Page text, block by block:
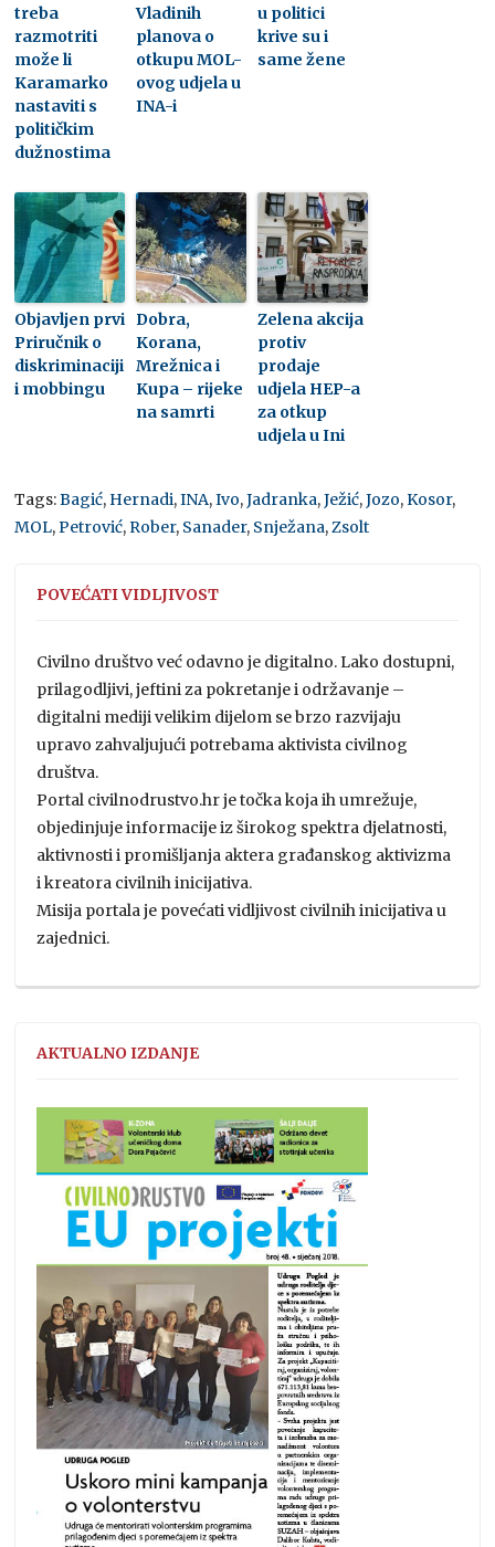
treba
razmotriti
može li
Karamarko
nastaviti s
političkim
dužnostima
Vladinih
planova o
otkupu MOL-
ovog udjela u
INA-i
u politici
krive su i
same žene
Objavljen prvi
Priručnik o
diskriminaciji
i mobbingu
Dobra,
Korana,
Mrežnica i
Kupa – rijeke
na samrti
Zelena akcija
protiv
prodaje
udjela HEP-a
za otkup
udjela u Ini
Tags:Bagić, Hernadi,INA,Ivo,Jadranka,Ježić,Jozo,Kosor,
MOL,Petrović,Rober, Sanader, Snježana,Zsolt
POVEĆATI VIDLJIVOST
Civilno društvo već odavno je digitalno. Lako dostupni,
prilagodljivi, jeftini za pokretanje i održavanje –
digitalni mediji velikim dijelom se brzo razvijaju
upravo zahvaljujući potrebama aktivista civilnog
društva.
Portal civilnodrustvo.hr je točka koja ih umrežuje,
objedinjuje informacije iz širokog spektra djelatnosti,
aktivnosti i promišljanja aktera građanskog aktivizma
i kreatora civilnih inicijativa.
Misija portala je povećati vidljivost civilnih inicijativa u
zajednici.
AKTUALNO IZDANJE